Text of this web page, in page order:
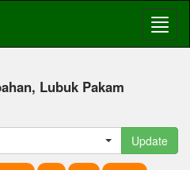
Lubuk Pakam
Update